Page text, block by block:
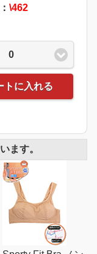
\462
0
トに入れる
ます。